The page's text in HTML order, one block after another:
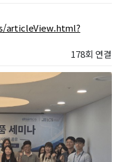
articleView.html?
178회 연결